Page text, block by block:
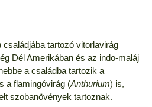
családjába tartozó vitorlavirág
Dél Amerikában és az indo-maláj
a családba tartozik a
a flamingóvirág (Anthurium) is,
szobanövények tartoznak.